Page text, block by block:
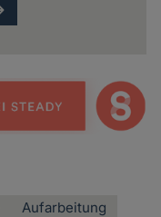
Aufarbeitung